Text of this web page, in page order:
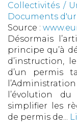
Collectivités /
Documents
Source :
Désormais
principe qu’à
d’instruction,
d’un permis
l’évolution
simplifier les
de permis de...